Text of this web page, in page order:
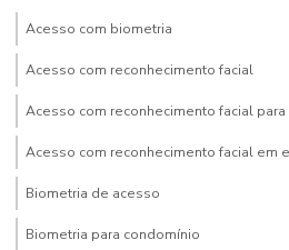
Acesso com biometria
Acesso com reconhecimento facial
Acesso com reconhecimento facial
Acesso com reconhecimento facial em
Biometria de acesso
Biometria para condomínio